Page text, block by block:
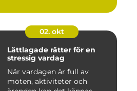
02. okt
Lättlagade rätter för en
stressig vardag
När vardagen är full av
möten, aktiviteter och